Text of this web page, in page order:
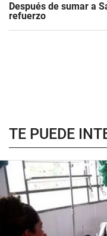
Después de sumar a
refuerzo
TE PUEDE